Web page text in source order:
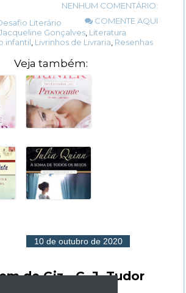
NENHUM COMENTÁRIO:
COMENTE AQUI
Literário
Gonçalves, Literatura
infantil Livrinhos de Livraria Resenhas
Veja também:
10 de outubro de 2020
de Giz - C. J. Tudor